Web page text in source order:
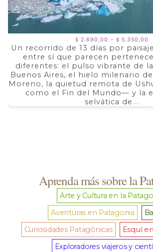
$ 2.690,00 - $ 5.350,00
de
$
Un recorrido de 13 días por
entre sí que parecen
diferentes: el pulso vibrante de
Buenos Aires, el hielo milenario
Moreno, la quietud remota de
como el Fin del Mundo— y la
selvática de...
Aprenda más sobre la
Arte y Cultura en la
Aventuras en Patagonia
Curiosidades Patagónicas
Esquí
Exploradores viajeros y